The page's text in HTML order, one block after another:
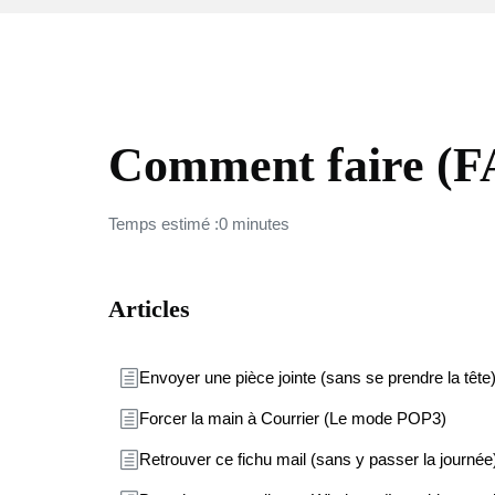
Comment faire
Temps estimé :0 minutes
Articles
Envoyer une pièce jointe (sans se prendre la tête)
Forcer la main à Courrier (Le mode POP3)
Retrouver ce fichu mail (sans y passer la